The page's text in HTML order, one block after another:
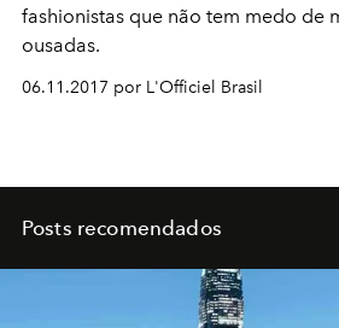
fashionistas que não tem medo de
ousadas.
06.11.2017 por L'Officiel Brasil
Posts recomendados